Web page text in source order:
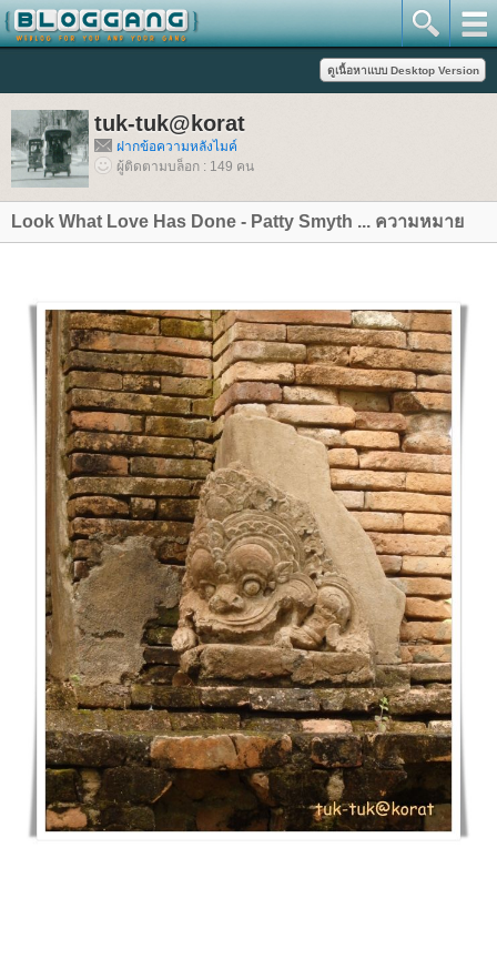
tuk-tuk@korat
ฝากข้อความหลังไมค์
ผู้ติดตามบล็อก : 149 คน
Look What Love Has Done - Patty Smyth ... ความหมา